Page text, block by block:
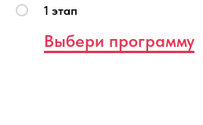
1 этап
Выбери программу